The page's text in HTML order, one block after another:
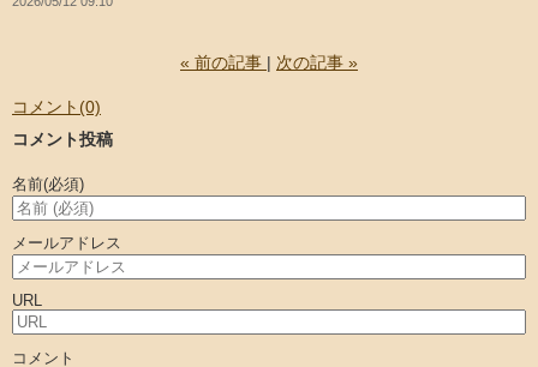
« 前の記事 次の記事 »
コメント(0)
コメント投稿
名前(必須)
メールアドレス
URL
コメント